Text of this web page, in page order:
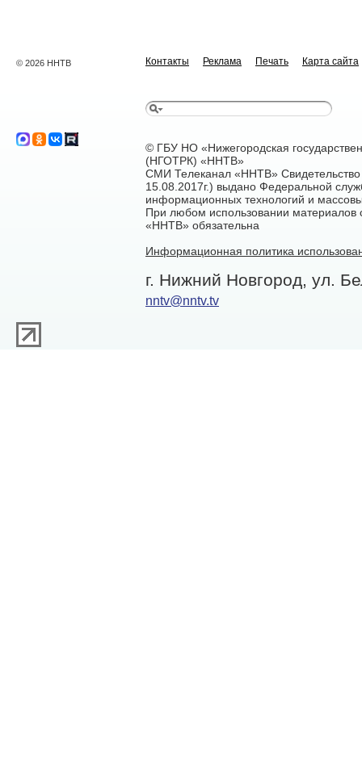
© 2026 ННТВ Контакты Реклама Печать Карта сайта
© ГБУ НО «Нижегородская
(НГОТРК) «ННТВ»
СМИ Телеканал «ННТВ»
15.08.2017г.) выдано Федеральной
информационных технологий и
При любом использовании материалов
«ННТВ» обязательна
Информационная политика
г. Нижний Новгород, ул.
nntv@nntv.tv